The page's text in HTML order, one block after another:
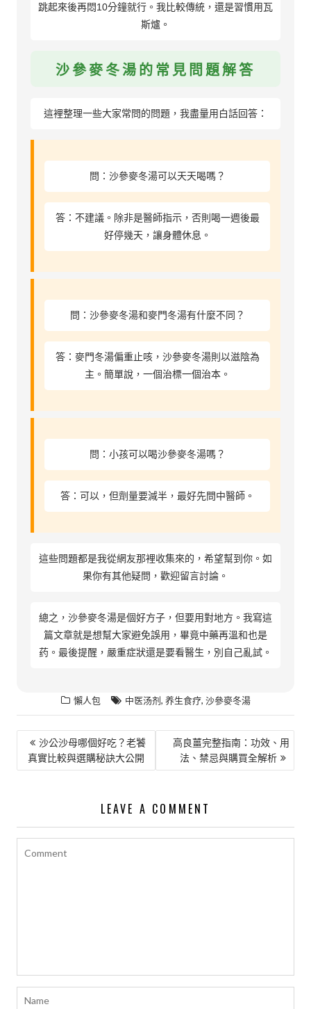
跳起來後再悶10分鐘就行。我比較傳統，還是習慣用瓦
斯爐。
沙參麥冬湯的常見問題解答
這裡整理一些大家常問的問題，我盡量用白話回答：
問：沙參麥冬湯可以天天喝嗎？
答：不建議。除非是醫師指示，否則喝一週後最
好停幾天，讓身體休息。
問：沙參麥冬湯和麥門冬湯有什麼不同？
答：麥門冬湯偏重止咳，沙參麥冬湯則以滋陰為
主。簡單說，一個治標一個治本。
問：小孩可以喝沙參麥冬湯嗎？
答：可以，但劑量要減半，最好先問中醫師。
這些問題都是我從網友那裡收集來的，希望幫到你。如
果你有其他疑問，歡迎留言討論。
總之，沙參麥冬湯是個好方子，但要用對地方。我寫這
篇文章就是想幫大家避免誤用，畢竟中藥再溫和也是
药。最後提醒，嚴重症狀還是要看醫生，別自己亂試。
懶人包 中医汤剂, 养生食疗, 沙參麥冬湯
文
章
沙公沙母哪個好吃？老饕
真實比較與選購秘訣大公開
高良薑完整指南：功效、用
法、禁忌與購買全解析
LEAVE A COMMENT